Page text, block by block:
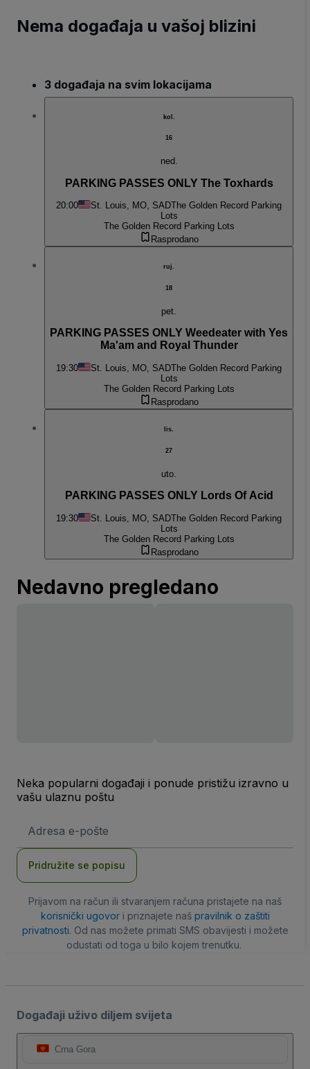
Nema događaja u vašoj blizini
3 događaja na svim lokacijama
kol.
16
ned.
PARKING PASSES ONLY The Toxhards
20:00 St. Louis, MO, SADThe Golden Record Parking
Lots
The Golden Record Parking Lots
Rasprodano
ruj.
18
pet.
PARKING PASSES ONLY Weedeater with Yes
Ma'am and Royal Thunder
19:30 St. Louis, MO, SADThe Golden Record Parking
Lots
The Golden Record Parking Lots
Rasprodano
lis.
27
uto.
PARKING PASSES ONLY Lords Of Acid
19:30 St. Louis, MO, SADThe Golden Record Parking
Lots
The Golden Record Parking Lots
Rasprodano
Nedavno pregledano
Neka popularni događaji i ponude pristižu izravno u
vašu ulaznu poštu
mail
Pridružite se popisu
Prijavom na račun ili stvaranjem računa pristajete na naš
korisnički ugovori priznajete naš pravilnik o zaštiti
privatnosti. Od nas možete primati SMS obavijesti i možete
odustati od toga u bilo kojem trenutku.
Događaji uživo diljem svijeta
Crna Gora